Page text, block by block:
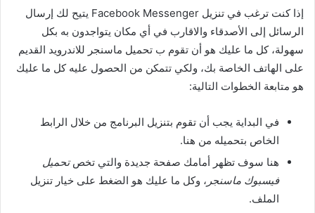
إذا كنت ترغب في تنزيل Facebook Messenger يتيح لك إرسال
الرسائل إلى الأصدقاء والاقارب في أي مكان يتواجدون به بكل
سهولة، كل ما عليك هو أن تقوم ب تحميل ماسنجر للاندرويد القديم
على الهاتف الخاصة بك، ولكي تتمكن من الحصول عليه كل ما عليك
هو متابعة الخطوات التالية:
في البداية يجب أن تقوم بتنزيل البرنامج من خلال الرابط
الخاص بتحميله من هنا.
هنا سوف تظهر أمامك صفحة جديدة والتي تخصتحميل
فيسبوك ماسنجر ، وكل ما عليك هو الضغط على خيار تنزيل
الملف.